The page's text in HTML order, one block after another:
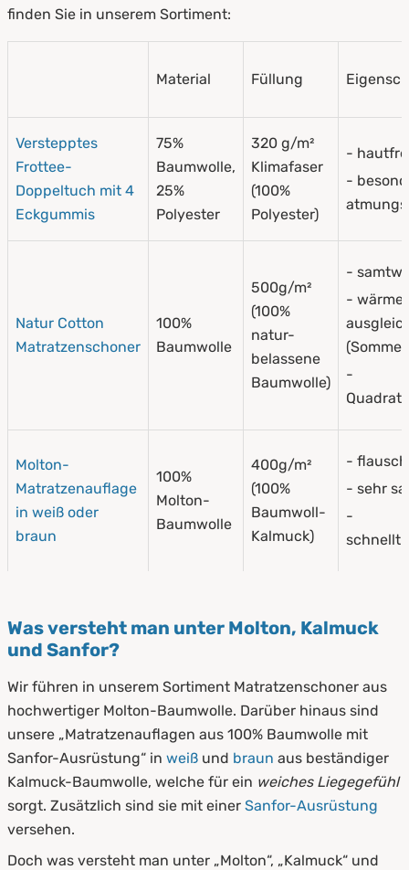
finden Sie in unserem Sortiment:
Material Füllung
Verstepptes
Frottee-
Doppeltuch mit 4
Eckgummis
75%
Baumwolle,
25%
Polyester
320 g/m²
Klimafaser
(100%
Polyester)
-
-
Natur Cotton
Matratzenschoner
100%
Baumwolle
500g/m²
(100%
natur-
belassene
Baumwolle)
-
-
-
Molton-
Matratzenauflage
in weiß oder
braun
100%
Molton-
Baumwolle
400g/m²
(100%
Baumwoll-
Kalmuck)
-
- sehr
-
Was versteht man unter Molton, Kalmuck
und Sanfor?
Wir führen in unserem Sortiment Matratzenschoner aus
hochwertiger Molton-Baumwolle. Darüber hinaus sind
unsere „Matratzenauflagen aus 100% Baumwolle mit
Sanfor-Ausrüstung“ in weiß und braun aus beständiger
Kalmuck-Baumwolle, welche für ein weiches Liegegefühl
sorgt. Zusätzlich sind sie mit einer Sanfor-Ausrüstung
versehen.
Doch was versteht man unter „Molton“, „Kalmuck“ und